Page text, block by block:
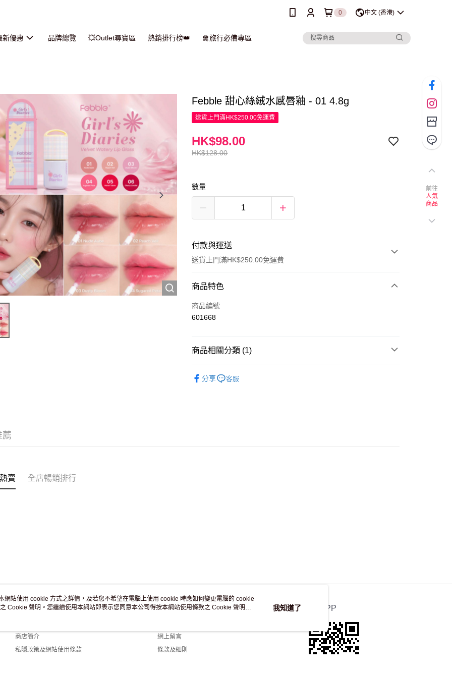
0 中文 (香港)
新優惠 品牌總覽 💥Outlet尋寶區 熱銷排行榜👑 🛅旅行必備專區
Febble 甜心絲絨水感唇釉 - 01 4.8g
送貨上門滿HK$250.00免運費
HK$128.00
HK$98.00
數量
付款與運送
送貨上門滿HK$250.00免運費
付款方式
信用卡
商品特色
商品編號
601668
商品相關分類 (1)
分享
客服
薦
賣 全店暢銷排行
關於我們
商店簡介
私隱政策及網站使用條款
客戶服務
網上留言
條款及細則
官方APP
前往
人氣
商品
網站使用 cookie 方式之詳情，及若您不希望在電腦上使用 cookie 時應如何變更電腦的 cookie
Cookie 聲明。您繼續使用本網站即表示您同意本公司得按本網站使用條款之 Cookie 聲明使
我知道了